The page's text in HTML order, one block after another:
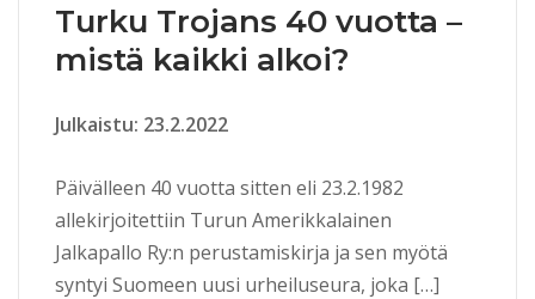
Turku Trojans 40 vuotta –
mistä kaikki alkoi?
Julkaistu: 23.2.2022
Päivälleen 40 vuotta sitten eli 23.2.1982
allekirjoitettiin Turun Amerikkalainen
Jalkapallo Ry:n perustamiskirja ja sen myötä
syntyi Suomeen uusi urheiluseura, joka […]